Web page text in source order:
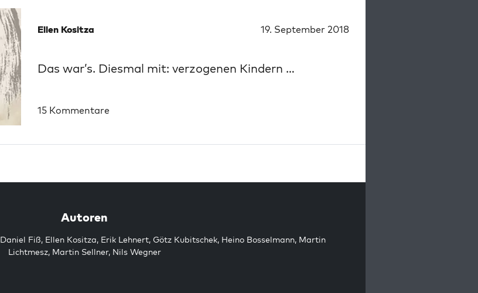
Ellen Kositza 19. September 2018
Das war’s. Diesmal mit: verzogenen Kindern …
15 Kommentare
Autoren
Daniel Fiß, Ellen Kositza, Erik Lehnert, Götz Kubitschek, Heino Bosselmann, Martin
Lichtmesz, Martin Sellner, Nils Wegner